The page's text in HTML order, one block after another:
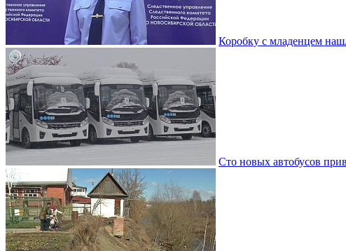
Коробку с младенцем
Сто новых автобусов